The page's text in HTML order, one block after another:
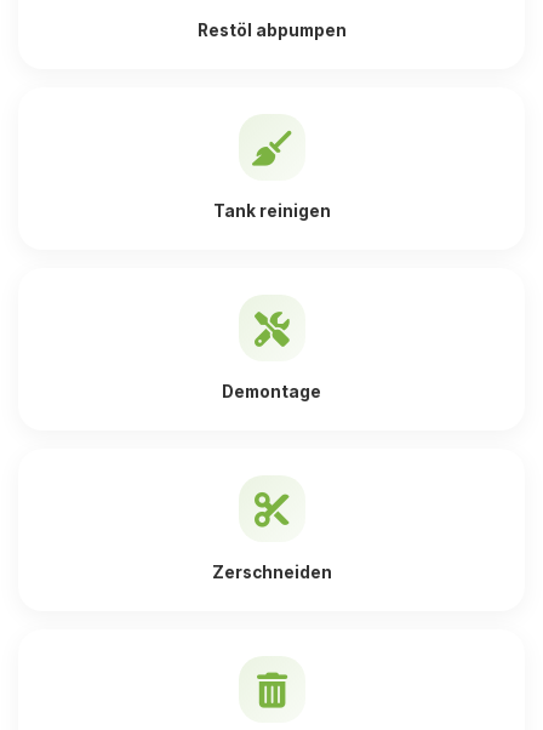
Restöl abpumpen
Tank reinigen
Demontage
Zerschneiden